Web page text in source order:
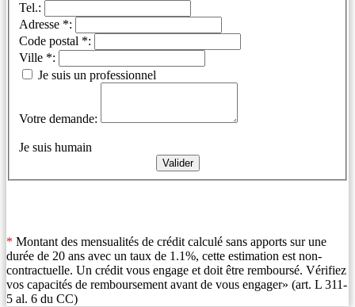
Tel.:
Adresse *:
Code postal *:
Ville *:
Je suis un professionnel
Votre demande:
Je suis humain
* Montant des mensualités de crédit calculé sans apports sur une
durée de 20 ans avec un taux de 1.1%, cette estimation est non-
contractuelle. Un crédit vous engage et doit être remboursé. Vérifiez
vos capacités de remboursement avant de vous engager» (art. L 311-
5 al. 6 du CC)